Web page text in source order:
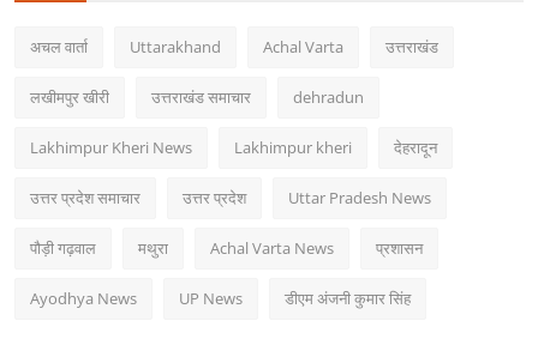
अचल वार्ता Uttarakhand Achal Varta उत्तराखंड
लखीमपुर खीरी उत्तराखंड समाचार dehradun
Lakhimpur Kheri News Lakhimpur kheri देहरादून
उत्तर प्रदेश समाचार उत्तर प्रदेश Uttar Pradesh News
पौड़ी गढ़वाल मथुरा Achal Varta News प्रशासन
Ayodhya News UP News डीएम अंजनी कुमार सिंह